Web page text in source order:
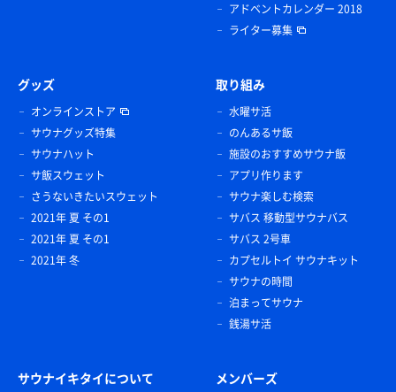
アドベントカレンダー 2018
ライター募集
グッズ
オンラインストア
サウナグッズ特集
サウナハット
サ飯スウェット
さうないきたいスウェット
2021年 夏 その1
2021年 夏 その1
2021年 冬
取り組み
水曜サ活
のんあるサ飯
施設のおすすめサウナ飯
アプリ作ります
サウナ楽しむ検索
サバス 移動型サウナバス
サバス 2号車
カプセルトイ サウナキット
サウナの時間
泊まってサウナ
銭湯サ活
サウナイキタイについて メンバーズ